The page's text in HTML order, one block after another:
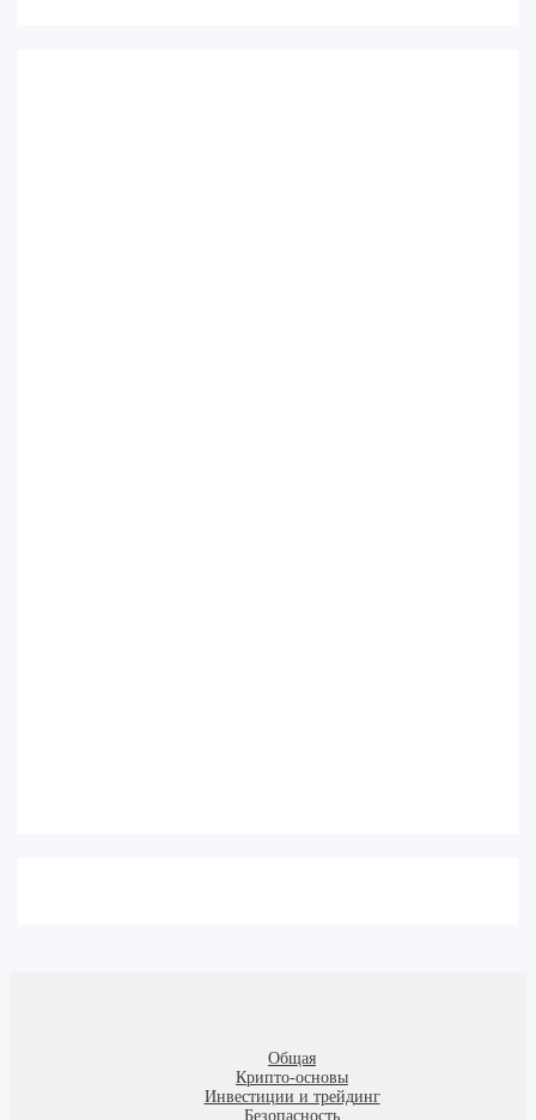
Общая
Крипто-основы
Инвестиции и трейдинг
Безопасность